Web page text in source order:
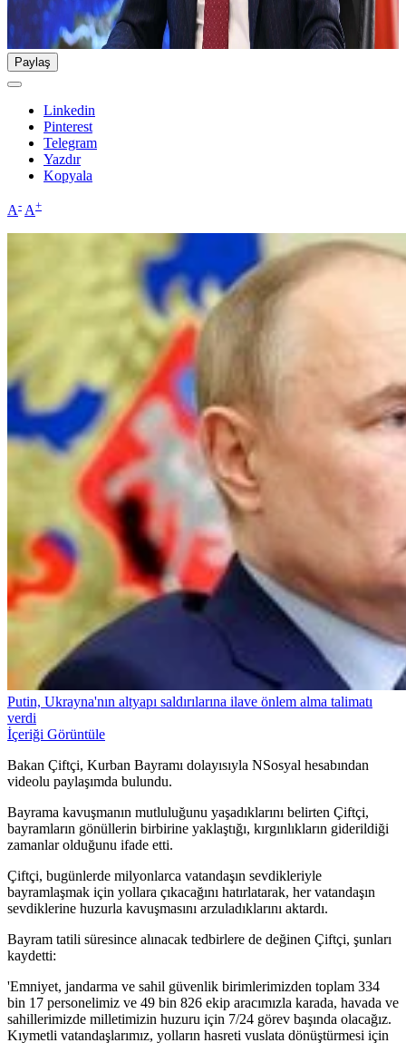
Paylaş
Linkedin
Pinterest
Telegram
Yazdır
Kopyala
A- A+
Putin, Ukrayna'nın altyapı saldırılarına ilave önlem alma talimatı
verdi
İçeriği Görüntüle
Bakan Çiftçi, Kurban Bayramı dolayısıyla NSosyal hesabından
videolu paylaşımda bulundu.
Bayrama kavuşmanın mutluluğunu yaşadıklarını belirten Çiftçi,
bayramların gönüllerin birbirine yaklaştığı, kırgınlıkların giderildiği
zamanlar olduğunu ifade etti.
Çiftçi, bugünlerde milyonlarca vatandaşın sevdikleriyle
bayramlaşmak için yollara çıkacağını hatırlatarak, her vatandaşın
sevdiklerine huzurla kavuşmasını arzuladıklarını aktardı.
Bayram tatili süresince alınacak tedbirlere de değinen Çiftçi, şunları
kaydetti:
'Emniyet, jandarma ve sahil güvenlik birimlerimizden toplam 334
bin 17 personelimiz ve 49 bin 826 ekip aracımızla karada, havada ve
sahillerimizde milletimizin huzuru için 7/24 görev başında olacağız.
Kıymetli vatandaşlarımız, yolların hasreti vuslata dönüştürmesi için